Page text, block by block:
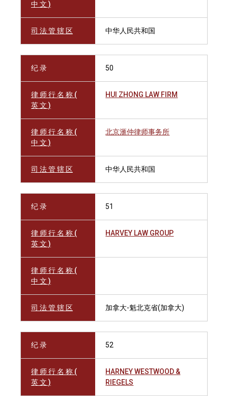
中 文 )
司 法 管 辖 区 中华人民共和国
纪 录 50
律 师 行 名 称 (
英 文 )
HUI ZHONG LAW FIRM
律 师 行 名 称 (
中 文 )
北京滙仲律师事务所
司 法 管 辖 区 中华人民共和国
纪 录 51
律 师 行 名 称 (
英 文 )
HARVEY LAW GROUP
律 师 行 名 称 (
中 文 )
司 法 管 辖 区 加拿大-魁北克省(加拿大)
纪 录 52
律 师 行 名 称 (
英 文 )
HARNEY WESTWOOD &
RIEGELS